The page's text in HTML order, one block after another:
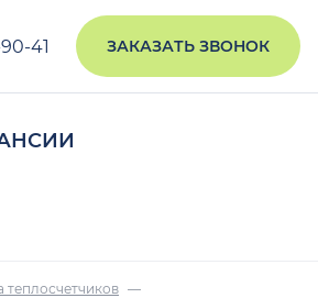
41 ЗАКАЗАТЬ ЗВОНОК
теплосчетчиков